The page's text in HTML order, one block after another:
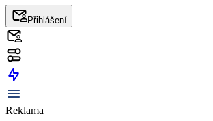
Přihlášení
Reklama